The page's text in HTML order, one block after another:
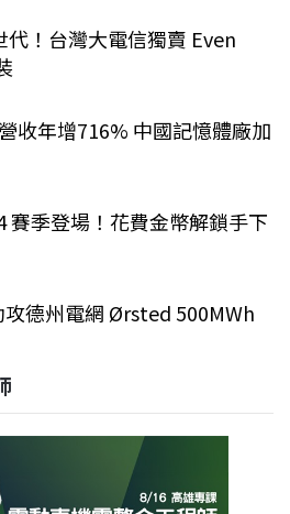
！台灣大電信獨賣 Even
收年增716% 中國記憶體廠加
賽季登場！花費金幣解鎖手下
德州電網 Ørsted 500MWh